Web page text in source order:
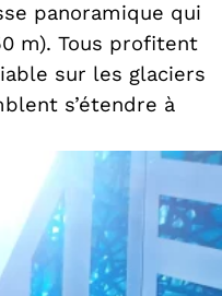
panoramique qui
m). Tous profitent
sur les glaciers
s’étendre à